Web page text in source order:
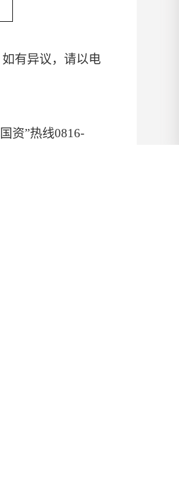
有异议，请以电
资”热线0816-